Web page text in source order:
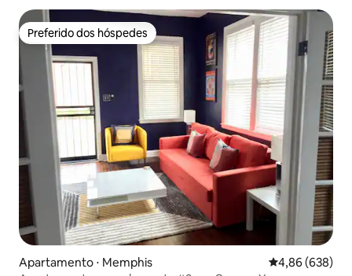
Preferido dos hóspedes
Preferido dos hóspedes
Apartamento ⋅ Memphis 4,86 de uma
4,86 (638)